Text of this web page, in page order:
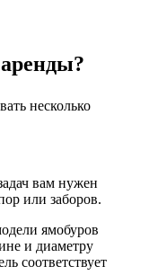
несколько
вам нужен
или заборов.
ямобуров
и диаметру
соответствует